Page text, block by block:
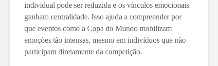
individual pode ser reduzida e os vínculos emocionais
ganham centralidade. Isso ajuda a compreender por
que eventos como a Copa do Mundo mobilizam
emoções tão intensas, mesmo em indivíduos que não
participam diretamente da competição.